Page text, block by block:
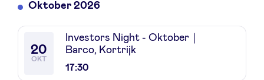
Voordelen
Oktober 2026
20
OKT
17:30
Investors Night - Oktober｜
Barco, Kortrijk